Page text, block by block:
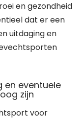
en gezondheid
dat er een
uitdaging en
en eventuele
zijn
voor